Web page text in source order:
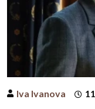
Iva Ivanova